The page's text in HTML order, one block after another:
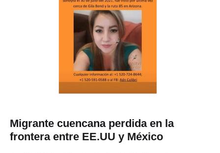
Migrante cuencana perdida en la
frontera entre EE.UU y México